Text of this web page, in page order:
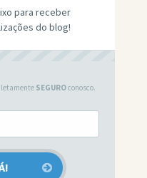
para receber
do blog!
SEGUROconosco.